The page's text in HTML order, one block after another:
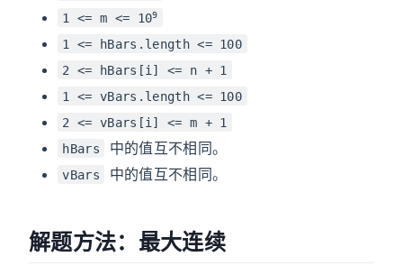
1 <= m <= 109
1 <= hBars.length <= 100
2 <= hBars[i] <= n + 1
1 <= vBars.length <= 100
2 <= vBars[i] <= m + 1
hBars
中的值互不相同。
vBars 中的值互不相同。
解题方法：最大连续